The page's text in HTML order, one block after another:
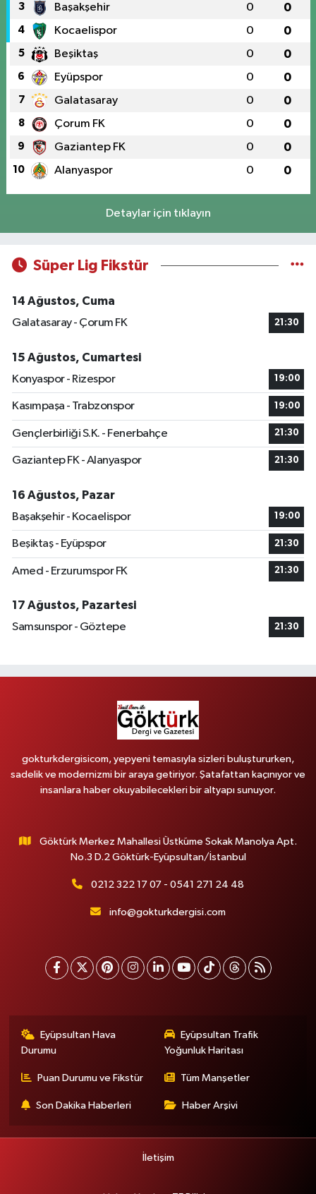
3 Başakşehir 0 0
4 Kocaelispor 0 0
5 Beşiktaş 0 0
6 Eyüpspor 0 0
7 Galatasaray 0 0
8 Çorum FK 0 0
9 Gaziantep FK 0 0
10 Alanyaspor 0 0
Detaylar için tıklayın
Süper Lig Fikstür
14 Ağustos, Cuma
Galatasaray - Çorum FK
21:30
15 Ağustos, Cumartesi
Konyaspor - Rizespor
19:00
Kasımpaşa - Trabzonspor 19:00
Gençlerbirliği S.K. - Fenerbahçe 21:30
Gaziantep FK - Alanyaspor 21:30
16 Ağustos, Pazar
Başakşehir - Kocaelispor
19:00
Beşiktaş - Eyüpspor 21:30
Amed - Erzurumspor FK 21:30
17 Ağustos, Pazartesi
Samsunspor - Göztepe
21:30
gokturkdergisicom, yepyeni temasıyla sizleri buluştururken,
sadelik ve modernizmi bir araya getiriyor. Şatafattan kaçınıyor ve
insanlara haber okuyabilecekleri bir altyapı sunuyor.
Göktürk Merkez Mahallesi Üstküme Sokak Manolya Apt.
No.3 D.2 Göktürk-Eyüpsultan/İstanbul
0212 322 17 07 - 0541 271 24 48
info@gokturkdergisi.com
Eyüpsultan Hava
Durumu
Eyüpsultan Trafik
Yoğunluk Haritası
Puan Durumu ve Fikstür Tüm Manşetler
Son Dakika Haberleri Haber Arşivi
İletişim